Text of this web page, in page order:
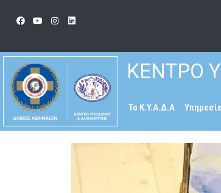
ΚΕΝΤΡΟ
To K.Y.A.Δ.Α